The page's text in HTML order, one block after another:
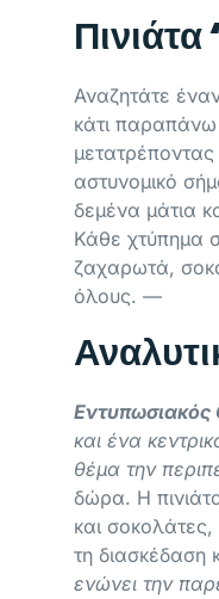
Αναζητάτε
κάτι παραπάνω
μετατρέποντας
αστυνομικό
δεμένα μάτια
Κάθε χτύπημα
ζαχαρωτά,
όλους. —
Εντυπωσιακός
και ένα
θέμα την
δώρα. Η
και
τη διασκέδαση
ενώνει την